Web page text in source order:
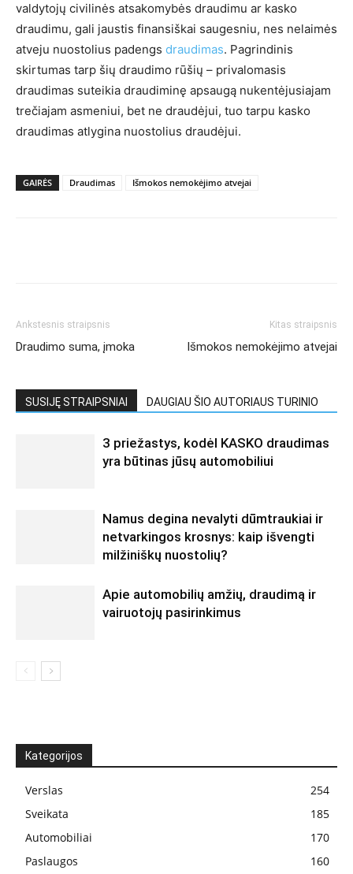
valdytojų civilinės atsakomybės draudimu ar kasko
draudimu, gali jaustis finansiškai saugesniu, nes nelaimės
atveju nuostolius padengs draudimas. Pagrindinis
skirtumas tarp šių draudimo rūšių – privalomasis
draudimas suteikia draudiminę apsaugą nukentėjusiajam
trečiajam asmeniui, bet ne draudėjui, tuo tarpu kasko
draudimas atlygina nuostolius draudėjui.
GAIRĖS Draudimas Išmokos nemokėjimo atvejai
Ankstesnis straipsnis
Draudimo suma, įmoka
Kitas straipsnis
Išmokos nemokėjimo atvejai
SUSIJĘ STRAIPSNIAI DAUGIAU ŠIO AUTORIAUS TURINIO
3 priežastys, kodėl KASKO draudimas
yra būtinas jūsų automobiliui
Namus degina nevalyti dūmtraukiai ir
netvarkingos krosnys: kaip išvengti
milžiniškų nuostolių?
Apie automobilių amžių, draudimą ir
vairuotojų pasirinkimus
Kategorijos
Verslas
254
Sveikata
185
Automobiliai
170
Paslaugos
160